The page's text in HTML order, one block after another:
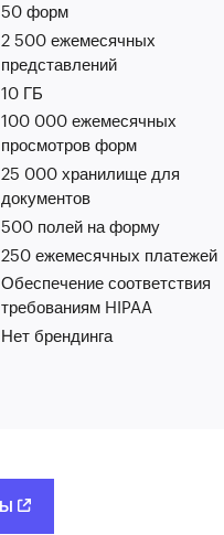
50 форм
2 500 ежемесячных
представлений
10 ГБ
100 000 ежемесячных
просмотров форм
25 000 хранилище для
документов
500 полей на форму
250 ежемесячных платежей
Обеспечение соответствия
требованиям HIPAA
Нет брендинга